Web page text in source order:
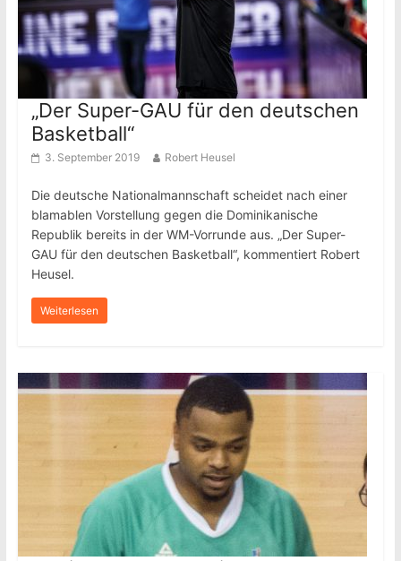
„Der Super-GAU für den deutschen
Basketball“
3. September 2019 Robert Heusel
Die deutsche Nationalmannschaft scheidet nach einer
blamablen Vorstellung gegen die Dominikanische
Republik bereits in der WM-Vorrunde aus. „Der Super-
GAU für den deutschen Basketball“, kommentiert Robert
Heusel.
Weiterlesen